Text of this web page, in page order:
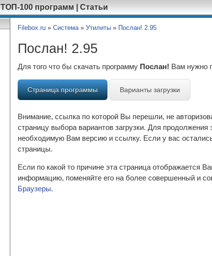
ТОП-100 программ Статьи
Filebox.ru » Система» Утилиты » Послан! 2.95
Послан! 2.95
Для того что бы скачать программу Послан! Вам нужно
Страница программы Варианты загрузки
Внимание, ссылка по которой Вы перешли, не
страницу выбора вариантов загрузки. Для продолжения
необходимую Вам версию и ссылку. Если у вас
страницы.
Если по какой то причине эта страница отображается
информацию, поменяйте его на более совершенный и
Браузеры.